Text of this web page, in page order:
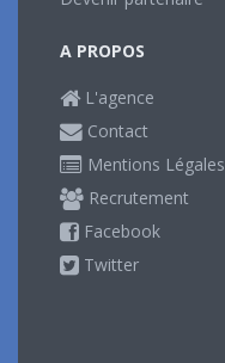
A PROPOS
L'agence
Contact
Mentions Légales
Recrutement
Facebook
Twitter